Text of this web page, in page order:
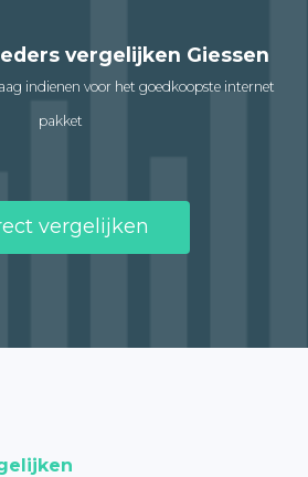
vergelijken Giessen
indienen voor het goedkoopste internet
pakket
vergelijken